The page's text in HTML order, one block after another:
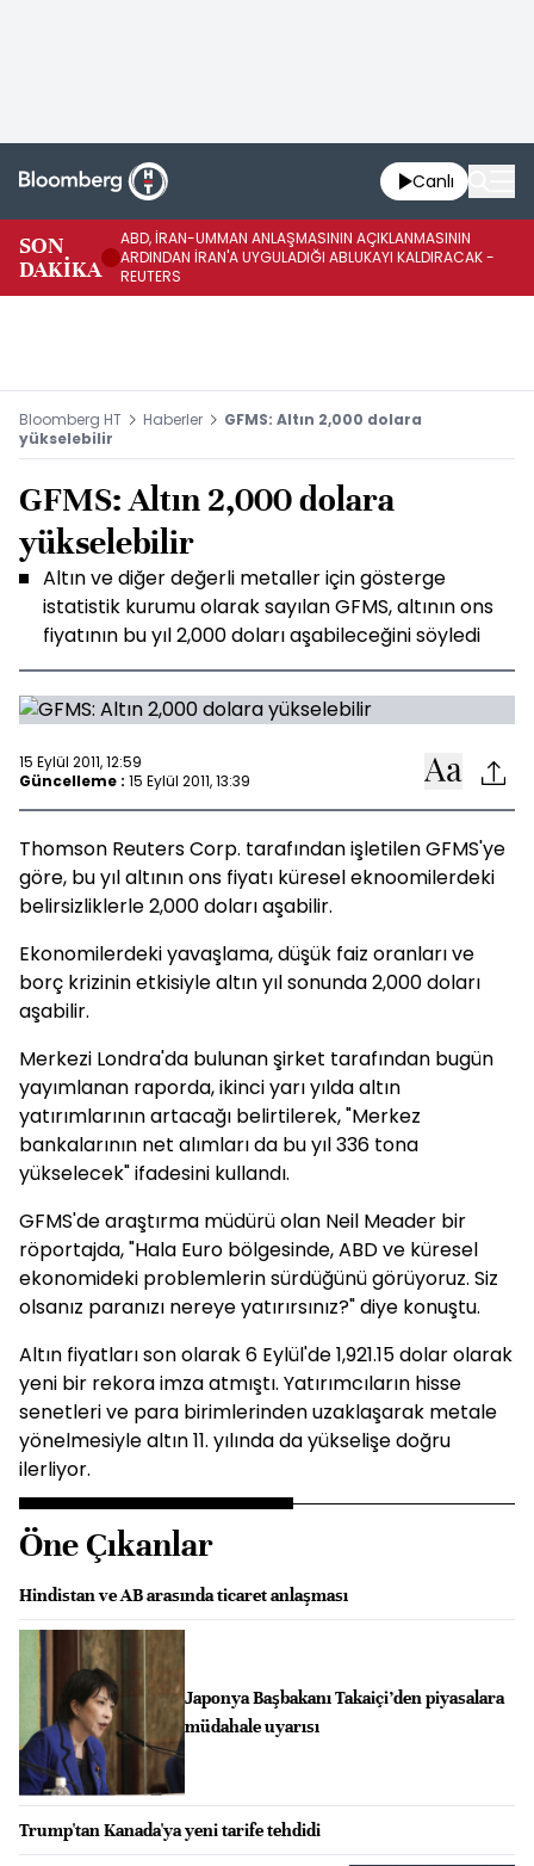
Canlı
SON
DAKİKA
ABD, İRAN-UMMAN ANLAŞMASININ AÇIKLANMASININ
ARDINDAN İRAN'A UYGULADIĞI ABLUKAYI KALDIRACAK -
REUTERS
Bloomberg HT Haberler
GFMS: Altın 2,000 dolara
yükselebilir
GFMS: Altın 2,000 dolara
yükselebilir
Altın ve diğer değerli metaller için gösterge
istatistik kurumu olarak sayılan GFMS, altının ons
fiyatının bu yıl 2,000 doları aşabileceğini söyledi
15 Eylül 2011, 12:59
Güncelleme : 15 Eylül 2011, 13:39
Thomson Reuters Corp. tarafından işletilen GFMS'ye
göre, bu yıl altının ons fiyatı küresel eknoomilerdeki
belirsizliklerle 2,000 doları aşabilir.
Ekonomilerdeki yavaşlama, düşük faiz oranları ve
borç krizinin etkisiyle altın yıl sonunda 2,000 doları
aşabilir.
Merkezi Londra'da bulunan şirket tarafından bugün
yayımlanan raporda, ikinci yarı yılda altın
yatırımlarının artacağı belirtilerek, "Merkez
bankalarının net alımları da bu yıl 336 tona
yükselecek" ifadesini kullandı.
GFMS'de araştırma müdürü olan Neil Meader bir
röportajda, "Hala Euro bölgesinde, ABD ve küresel
ekonomideki problemlerin sürdüğünü görüyoruz. Siz
olsanız paranızı nereye yatırırsınız?" diye konuştu.
Altın fiyatları son olarak 6 Eylül'de 1,921.15 dolar olarak
yeni bir rekora imza atmıştı. Yatırımcıların hisse
senetleri ve para birimlerinden uzaklaşarak metale
yönelmesiyle altın 11. yılında da yükselişe doğru
ilerliyor.
Öne Çıkanlar
Hindistan ve AB arasında ticaret anlaşması
Japonya Başbakanı Takaiçi’den piyasalara
müdahale uyarısı
Trump'tan Kanada'ya yeni tarife tehdidi